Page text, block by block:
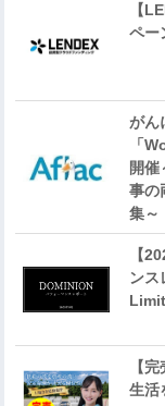
【
ペー
がん
「
開催
事の
集～
【
ン
【
生活